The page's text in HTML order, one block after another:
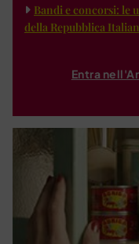
Bandi e concorsi: le
della Repubblica
Entra